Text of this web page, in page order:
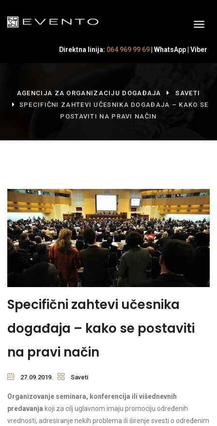
Direktna linija: 064 969 99 69 WhatsApp Viber
AGENCIJA ZA ORGANIZACIJU DOGAĐAJA
SAVETI
SPECIFIČNI ZAHTEVI UČESNIKA DOGAĐAJA – KAKO SE
POSTAVITI NA PRAVI NAČIN
Specifični zahtevi učesnika
događaja – kako se postaviti
na pravi način
27.09.2019. Saveti
Organizovanje seminara, konferencija ili višednevnih
predavanja koji za cilj uglavnom imaju promociju određenih
vrednosti, adresiranje nekih problema ili širenje svesti o određenim